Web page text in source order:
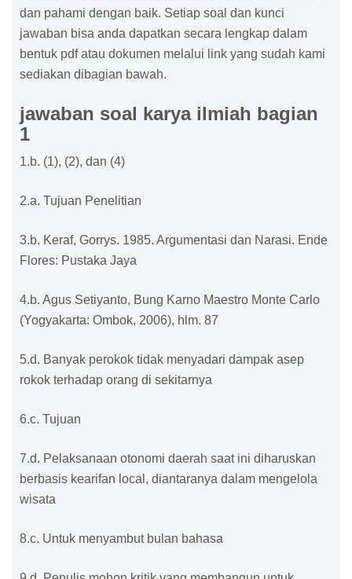
dan pahami dengan baik. Setiap soal dan kunci
jawaban bisa anda dapatkan secara lengkap dalam
bentuk pdf atau dokumen melalui link yang sudah kami
sediakan dibagian bawah.
jawaban soal karya ilmiah bagian
1
1.b. (1), (2), dan (4)
2.a. Tujuan Penelitian
3.b. Keraf, Gorrys. 1985. Argumentasi dan Narasi. Ende
Flores: Pustaka Jaya
4.b. Agus Setiyanto, Bung Karno Maestro Monte Carlo
(Yogyakarta: Ombok, 2006), hlm. 87
5.d. Banyak perokok tidak menyadari dampak asep
rokok terhadap orang di sekitarnya
6.c. Tujuan
7.d. Pelaksanaan otonomi daerah saat ini diharuskan
berbasis kearifan local, diantaranya dalam mengelola
wisata
8.c. Untuk menyambut bulan bahasa